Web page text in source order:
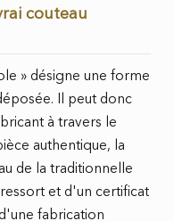
couteau
» désigne une forme
Il peut donc
à travers le
authentique, la
de la traditionnelle
et d'un certificat
fabrication